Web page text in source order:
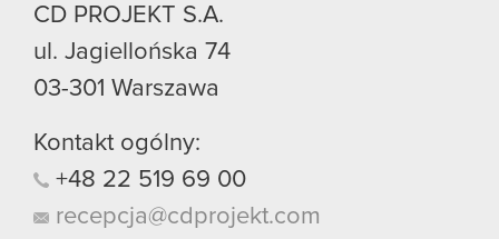
CD PROJEKT S.A.
ul. Jagiellońska 74
03-301 Warszawa
Kontakt ogólny:
+48 22 519 69 00
recepcja@cdprojekt.com